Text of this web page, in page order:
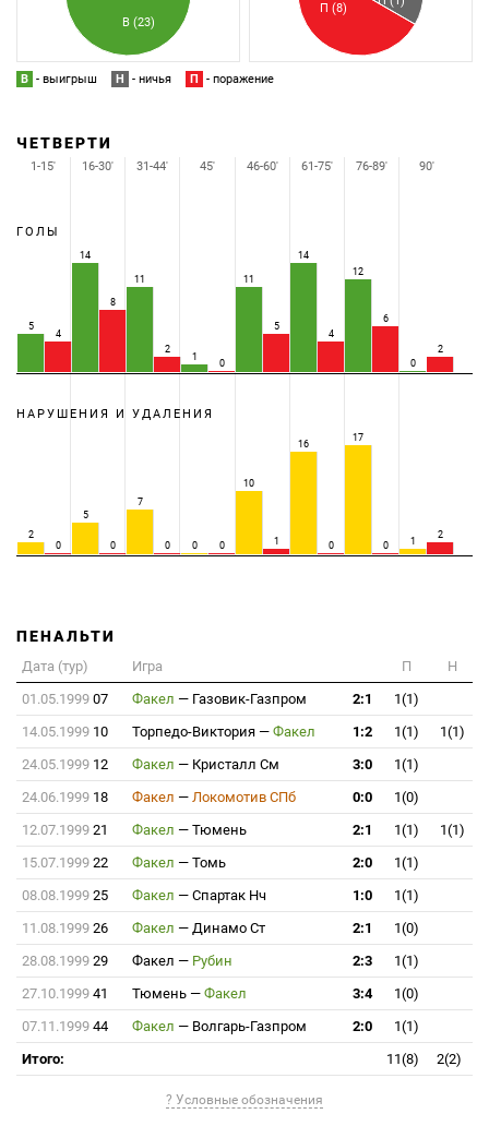
В (23)
П (8)
В - выигрыш Н - ничья П - поражение
ЧЕТВЕРТИ
ГОЛЫ
5
4
14
8
11
2
1
0
11
5
14
4
12
6
0
2
НАРУШЕНИЯ И УДАЛЕНИЯ
2
0
5
0
7
0 0 0
10
1
16
0
17
0 1
2
1-15' 16-30' 31-44' 45' 46-60' 61-75' 76-89' 90'
ПЕНАЛЬТИ
Дата (тур) Игра П
Н
01.05.1999 07 Факел — Газовик-Газпром 2:1
1(1)
14.05.1999 10 Торпедо-Виктория — Факел 1:2 1(1)
1(1)
24.05.1999 12 Факел — Кристалл См 3:0
1(1)
24.06.1999 18 Факел — Локомотив СПб 0:0
1(0)
12.07.1999 21 Факел — Тюмень 2:1 1(1)
1(1)
15.07.1999 22 Факел — Томь 2:0
1(1)
08.08.1999 25 Факел — Спартак Нч 1:0
1(1)
11.08.1999 26 Факел — Динамо Ст 2:1
1(0)
28.08.1999 29 Факел — Рубин 2:3
1(1)
27.10.1999 41 Тюмень — Факел 3:4
1(0)
07.11.1999 44 Факел — Волгарь-Газпром 2:0
1(1)
Итого:
11(8) 2(2)
? Условные обозначения